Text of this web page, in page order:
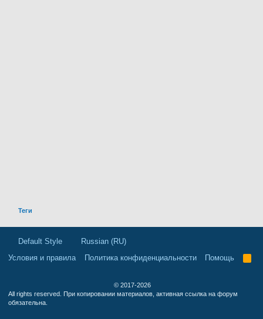
Теги
Default Style
Russian (RU)
Условия и правила
Политика конфиденциальности Помощь
R
© 2017-2026
All rights reserved. При копировании материалов, активная ссылка на форум
обязательна.